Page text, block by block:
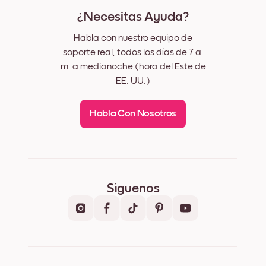
¿Necesitas Ayuda?
Habla con nuestro equipo de
soporte real, todos los días de 7 a.
m. a medianoche (hora del Este de
EE. UU.)
Habla Con Nosotros
Síguenos